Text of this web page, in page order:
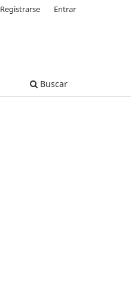
Buscar
Registrarse Entrar